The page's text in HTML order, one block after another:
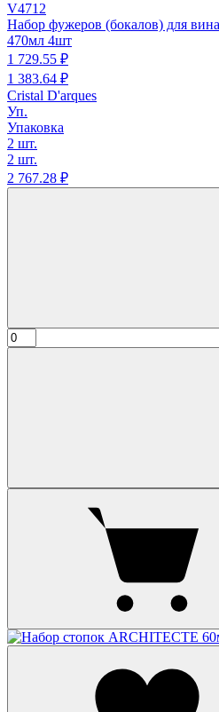
V4712
Набор фужеров (бокалов) для
470мл 4шт
1 729.55 ₽
1 383.64 ₽
Cristal D'arques
Уп.
Упаковка
2 шт.
2 шт.
2 767.28 ₽